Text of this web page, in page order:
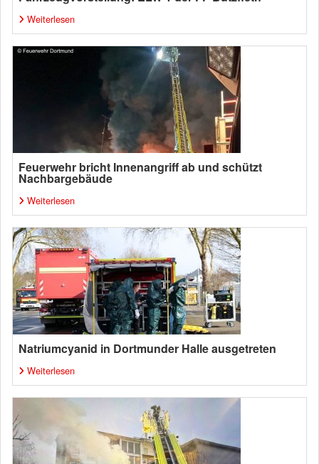
Weiterlesen
Feuerwehr bricht Innenangriff ab und schützt
Nachbargebäude
Weiterlesen
Natriumcyanid in Dortmunder Halle ausgetreten
Weiterlesen